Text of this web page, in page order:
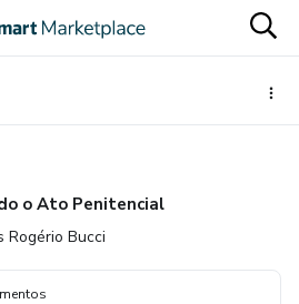
o Ato Penitencial
Rogério Bucci